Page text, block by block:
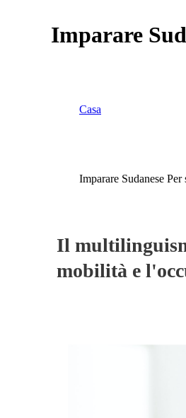
Imparare
Casa
Imparare Sudanese
Il
mobilità e